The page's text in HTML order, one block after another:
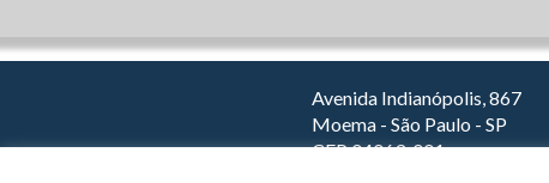
Avenida Indianópolis, 867
Moema - São Paulo - SP
CEP 04063-001